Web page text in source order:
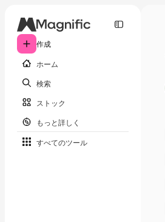
作成
ホーム
検索
ストック
もっと詳しく
すべてのツール